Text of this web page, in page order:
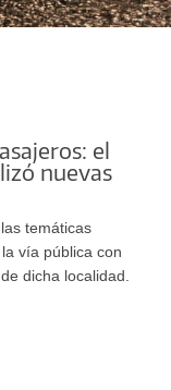
el
nuevas
temáticas
vía pública con
dicha localidad.